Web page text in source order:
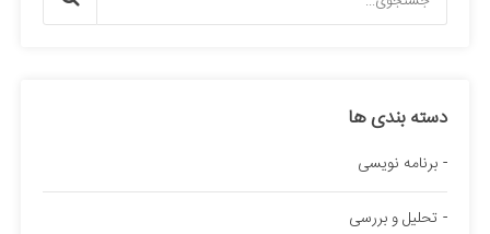
دسته بندی ها
برنامه نویسی
تحلیل و بررسی